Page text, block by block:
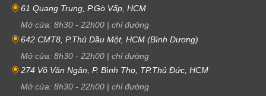
61 Quang Trung, P.Gò Vấp, HCM
Mở cửa: 8h30 - 22h00 | chỉ đường
642 CMT8, P.Thủ Dầu Một, HCM (Bình Dương)
Mở cửa: 8h30 - 22h00 | chỉ đường
274 Võ Văn Ngân, P. Bình Thọ, TP.Thủ Đức, HCM
Mở cửa: 8h30 - 22h00 | chỉ đường